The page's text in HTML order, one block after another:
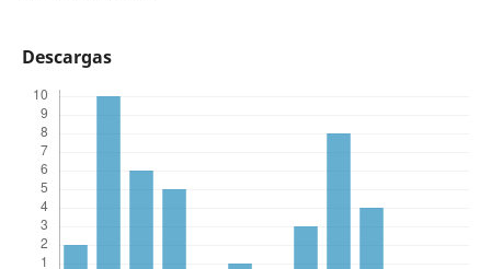
Descargas